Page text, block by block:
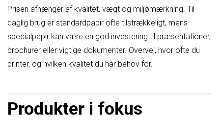
Prisen afhænger af kvalitet, vægt og miljømærkning. Til
daglig brug er standardpapir ofte tilstrækkeligt, mens
specialpapir kan være en god investering til præsentationer,
brochurer eller vigtige dokumenter. Overvej, hvor ofte du
printer, og hvilken kvalitet du har behov for.
Produkter i fokus